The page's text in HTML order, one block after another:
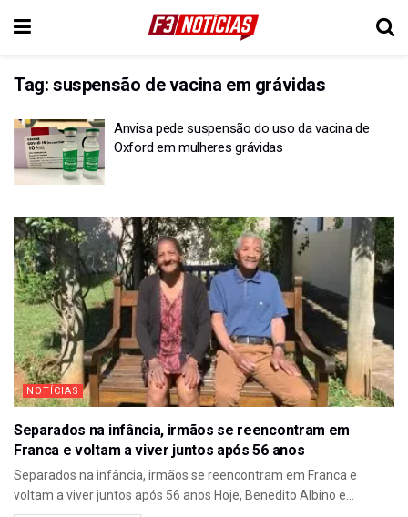
Tag: suspensão de vacina em grávidas
Anvisa pede suspensão do uso da vacina de
Oxford em mulheres grávidas
NOTÍCIAS
Separados na infância, irmãos se reencontram em
Franca e voltam a viver juntos após 56 anos
Separados na infância, irmãos se reencontram em Franca e
voltam a viver juntos após 56 anos Hoje, Benedito Albino e...